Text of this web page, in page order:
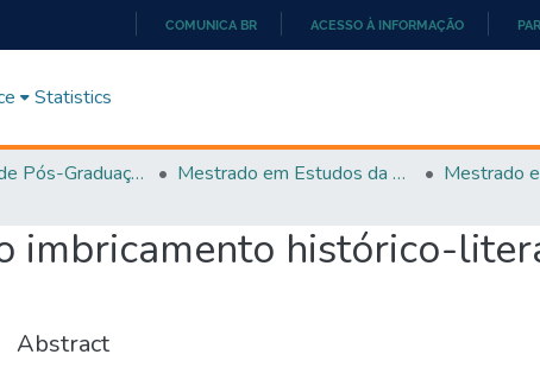
CONTEÚDO
COMUNICA BR ACESSO À INFORMAÇÃO
Statistics
Programa de Pós-Graduação em Estudos da Linguagem (PPGEL) Mestrado em Estudos da Linguagem - PPGEL
imbricamento histórico-
Abstract